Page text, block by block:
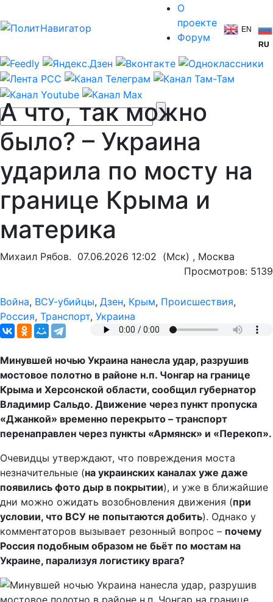
О
проекте
Форум
EN
RU
А что, так можно
было? – Украина
ударила по мосту на
границе Крыма и
материка
Михаил Рябов. 07.06.2026 12:02 (Мск) , Москва
Просмотров: 5139
Война, ВСУ-убийцы, Дзен, Крым, Происшествия,
Россия, Транспорт, Украина
Минувшей ночью Украина нанесла удар, разрушив
мостовое полотно в районе н.п. Чонгар на границе
Крыма и Херсонской области, сообщил губернатор
Владимир Сальдо. Движение через пункт пропуска
«Джанкой» временно перекрыто – транспорт
перенаправлен через пункты «Армянск» и «Перекоп».
Очевидцы утверждают, что повреждения моста
незначительные (на украинских каналах уже даже
появились фото дыр в покрытии), и уже в ближайшие
дни можно ожидать возобновления движения (при
условии, что ВСУ не попытаются добить). Однако у
комментаторов вызывает резонный вопрос – почему
Россия подобным образом не бьёт по мостам на
Украине, парализуя логистику врага?